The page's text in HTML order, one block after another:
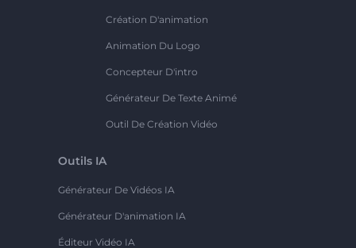
Création D'animation
Animation Du Logo
Concepteur D'intro
Générateur De Texte Animé
Outil De Création Vidéo
Outils IA
Générateur De Vidéos IA
Générateur D'animation IA
Éditeur Vidéo IA